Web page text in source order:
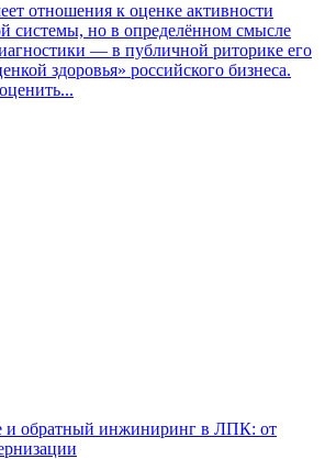
отношения к оценке активности
системы, но в определённом смысле
— в публичной риторике его
здоровья» российского бизнеса.
и обратный инжиниринг в ЛПК: от